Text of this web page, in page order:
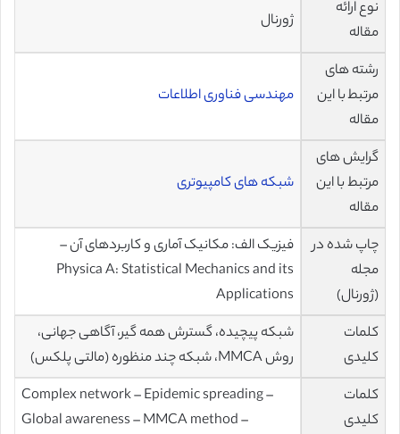
نوع ارائه
مقاله
ژورنال
رشته های
مرتبط با این
مقاله
مهندسی فناوری اطلاعات
گرایش های
مرتبط با این
مقاله
شبکه های کامپیوتری
چاپ شده در
مجله
(ژورنال)
فیزیک الف: مکانیک آماری و کاربردهای آن –
Physica A: Statistical Mechanics and its
Applications
کلمات
کلیدی
شبکه پیچیده، گسترش همه گیر، آگاهی جهانی،
روش MMCA، شبکه چند منظوره (مالتی پلکس)
کلمات
کلیدی
Complex network – Epidemic spreading –
Global awareness – MMCA method –